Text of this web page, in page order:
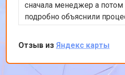
сначала менеджер а потом
подробно объяснили
оставил заявку, в обед
вечеру ноутбук был готов-
Впечатлен
ремонта.
Отзыв из Яндекс карты